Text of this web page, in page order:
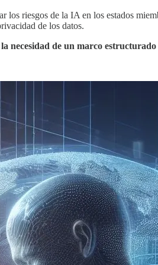
riesgos de la IA en los estados
de los datos.
necesidad de un marco